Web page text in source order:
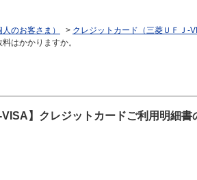
のお客さま） > クレジットカード（三菱ＵＦＪ-
はかかりますか。
-VISA】クレジットカードご利用明細